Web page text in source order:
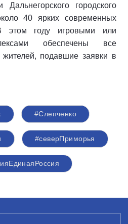
городского
40 ярких современных
этом году игровыми или
обеспечены все
подавшие заявки в
#Слепченко
#северПриморья